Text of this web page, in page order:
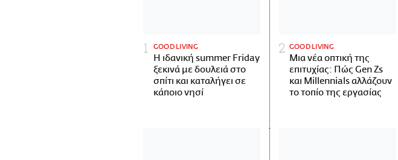
GOOD LIVING
Η ιδανική summer Friday
ξεκινά με δουλειά στο
σπίτι και καταλήγει σε
κάποιο νησί
GOOD LIVING
Μια νέα οπτική της
επιτυχίας: Πώς Gen Zs
και Millennials αλλάζουν
το τοπίο της εργασίας